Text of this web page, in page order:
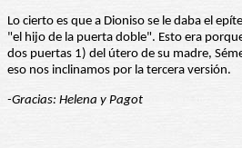
Lo cierto es que a Dioniso se le daba el
"el hijo de la puerta doble". Esto era
dos puertas 1) del útero de su madre,
eso nos inclinamos por la tercera versión.
-Gracias: Helena y Pagot